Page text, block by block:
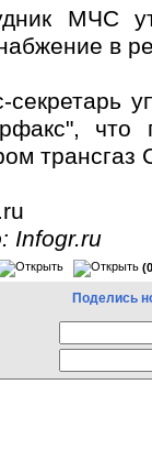
МЧС
в
секретарь
что
трансгаз
Infogr.ru
Поделись